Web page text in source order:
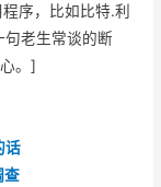
序，比如比特.利
老生常谈的断
。]
话
查